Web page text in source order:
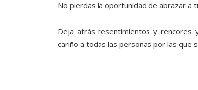
No pierdas la oportunidad de abrazar a
Deja atrás resentimientos y rencores
cariño a todas las personas por las que